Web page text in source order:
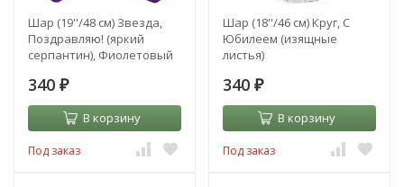
Шар (19''/48 см) Звезда,
Поздравляю! (яркий
серпантин), Фиолетовый
340 ₽
В корзину
Под заказ
Шар (18''/46 см) Круг, С
Юбилеем (изящные
листья)
340 ₽
В корзину
Под заказ